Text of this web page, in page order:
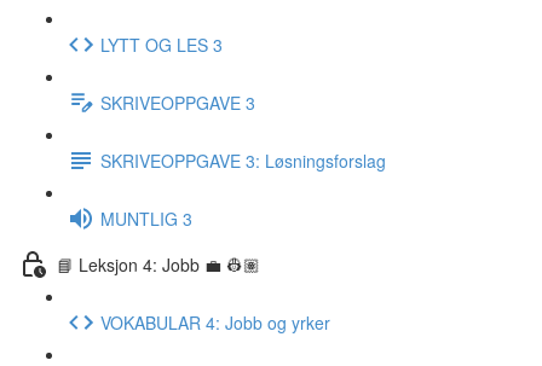
LYTT OG LES 3
SKRIVEOPPGAVE 3
SKRIVEOPPGAVE 3: Løsningsforslag
MUNTLIG 3
📘 Leksjon 4: Jobb 💼 👷🏽
VOKABULAR 4: Jobb og yrker